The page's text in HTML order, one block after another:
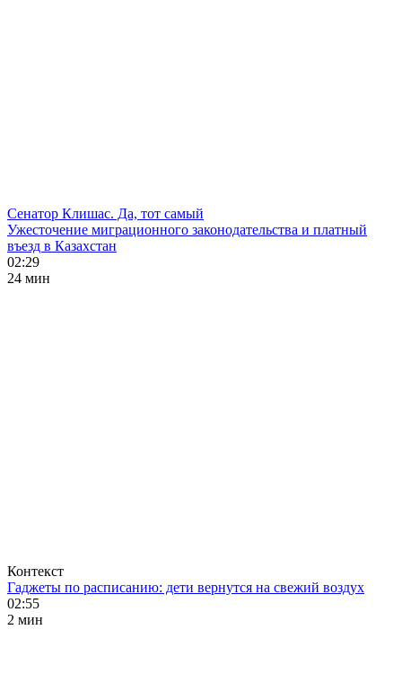
Сенатор Клишас. Да, тот самый
Ужесточение миграционного законодательства и платный
въезд в Казахстан
02:29
24 мин
Контекст
Гаджеты по расписанию: дети вернутся на свежий воздух
02:55
2 мин